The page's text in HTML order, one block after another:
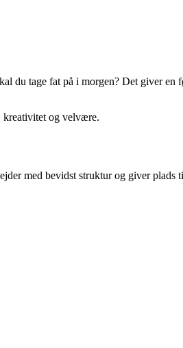
du tage fat på i morgen? Det giver
kreativitet og velvære.
med bevidst struktur og giver plads